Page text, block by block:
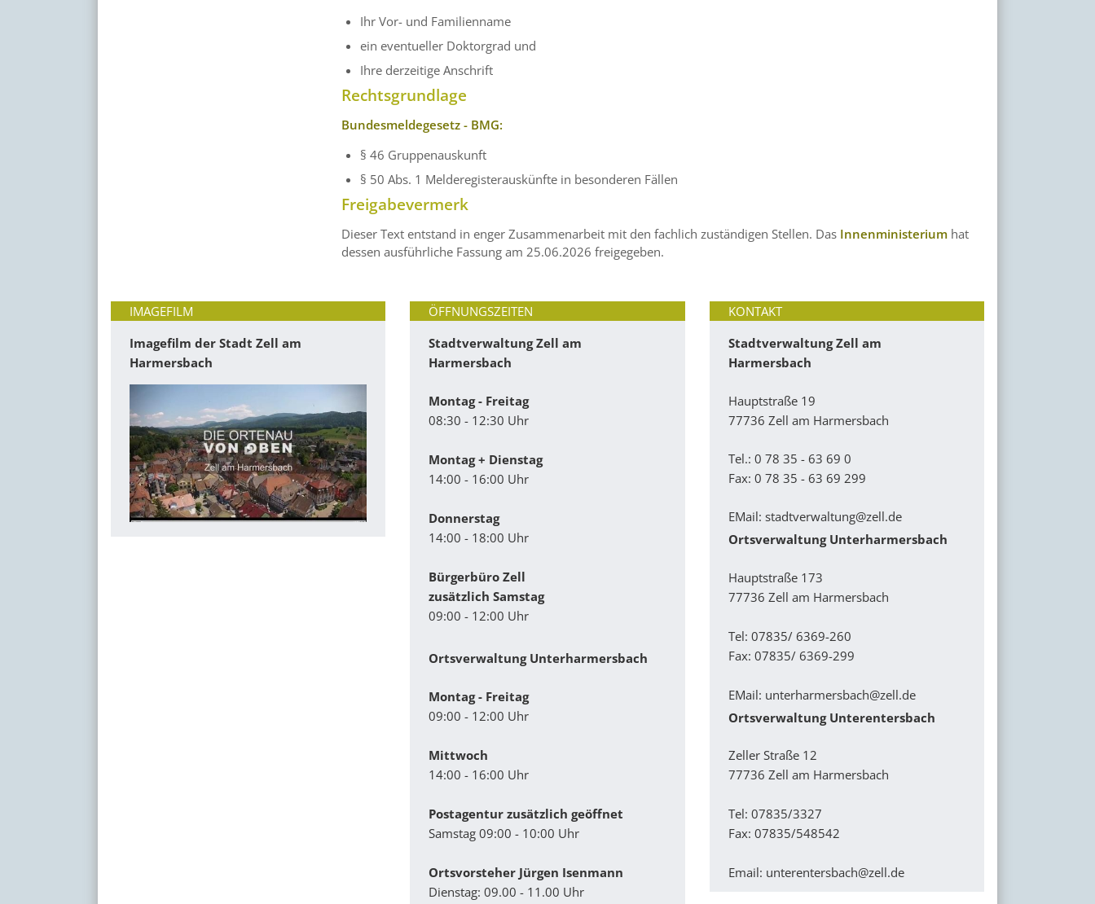
Ihr Vor- und Familienname
ein eventueller Doktorgrad und
Ihre derzeitige Anschrift
Rechtsgrundlage
Bundesmeldegesetz - BMG:
§ 46 Gruppenauskunft
§ 50 Abs. 1 Melderegisterauskünfte in besonderen Fällen
Freigabevermerk
Dieser Text entstand in enger Zusammenarbeit mit den fachlich zuständigen Stellen. Das Innenministerium hat
dessen ausführliche Fassung am 25.06.2026 freigegeben.
IMAGEFILM
Imagefilm der Stadt Zell am
Harmersbach
ÖFFNUNGSZEITEN
Stadtverwaltung Zell am
Harmersbach
Montag - Freitag
08:30 - 12:30 Uhr
Montag + Dienstag
14:00 - 16:00 Uhr
Donnerstag
14:00 - 18:00 Uhr
Bürgerbüro Zell
zusätzlich Samstag
09:00 - 12:00 Uhr
Ortsverwaltung Unterharmersbach
Montag - Freitag
09:00 - 12:00 Uhr
Mittwoch
14:00 - 16:00 Uhr
Postagentur zusätzlich geöffnet
Samstag 09:00 - 10:00 Uhr
Ortsvorsteher Jürgen Isenmann
Dienstag: 09.00 - 11.00 Uhr
KONTAKT
Stadtverwaltung Zell am
Harmersbach
Hauptstraße 19
77736 Zell am Harmersbach
Tel.: 0 78 35 - 63 69 0
Fax: 0 78 35 - 63 69 299
EMail:stadtverwaltung@zell.de
Ortsverwaltung Unterharmersbach
Hauptstraße 173
77736 Zell am Harmersbach
Tel: 07835/ 6369-260
Fax: 07835/ 6369-299
EMail: unterharmersbach@zell.de
Ortsverwaltung Unterentersbach
Zeller Straße 12
77736 Zell am Harmersbach
Tel: 07835/3327
Fax: 07835/548542
Email: unterentersbach@zell.de